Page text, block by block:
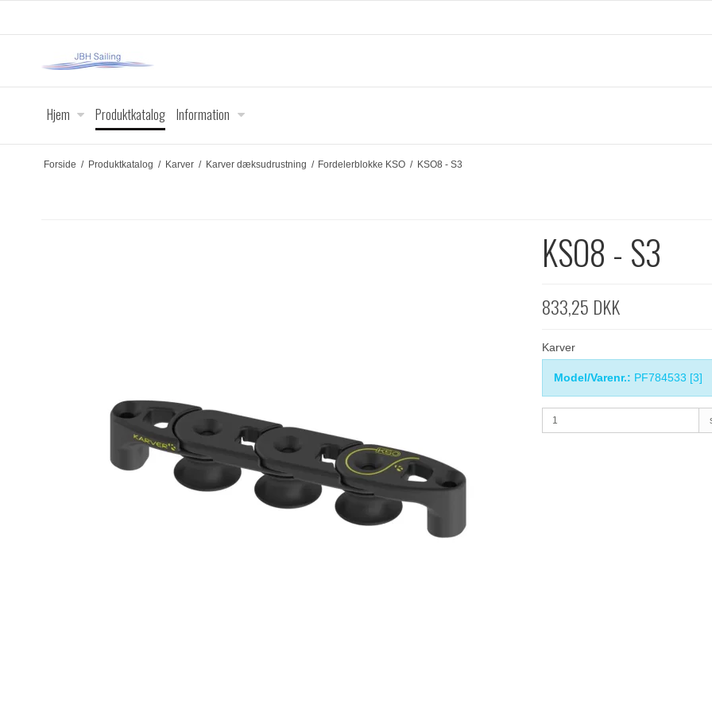
Hjem Produktkatalog Information
Forside / Produktkatalog / Karver / Karver dæksudrustning / Fordelerblokke KSO / KSO8 - S3
KSO8 - S3
833,25 DKK
Karver
Model/Varenr.: PF784533 [3]